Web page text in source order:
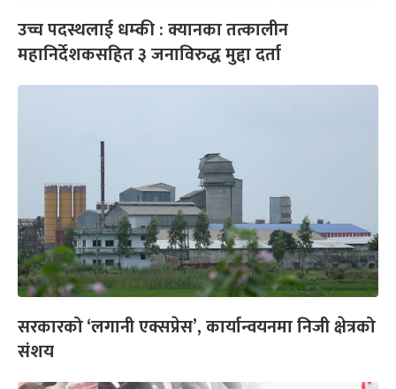
उच्च पदस्थलाई धम्की : क्यानका तत्कालीन
महानिर्देशकसहित ३ जनाविरुद्ध मुद्दा दर्ता
सरकारको ‘लगानी एक्सप्रेस’, कार्यान्वयनमा निजी क्षेत्रको
संशय